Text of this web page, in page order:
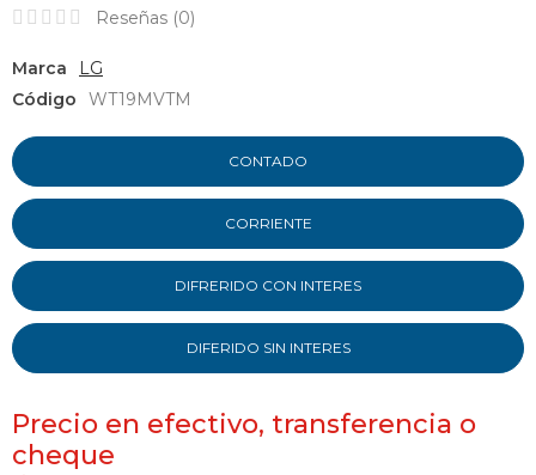
Reseñas (0)
Marca
LG
Código
WT19MVTM
CONTADO
CORRIENTE
DIFRERIDO CON INTERES
DIFERIDO SIN INTERES
Precio en efectivo, transferencia o
cheque